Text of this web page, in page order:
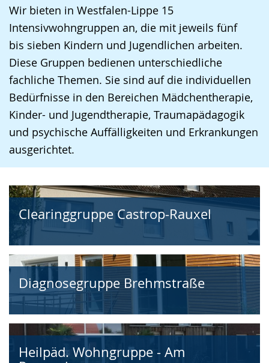
Wir bieten in Westfalen-Lippe 15
Intensivwohngruppen an, die mit jeweils fünf
bis sieben Kindern und Jugendlichen arbeiten.
Diese Gruppen bedienen unterschiedliche
fachliche Themen. Sie sind auf die individuellen
Bedürfnisse in den Bereichen Mädchentherapie,
Kinder- und Jugendtherapie, Traumapädagogik
und psychische Auffälligkeiten und Erkrankungen
ausgerichtet.
wechseln.
Deutscher
Gebärdensprache
wird
angezeigt.
Clearinggruppe Castrop-Rauxel
Diagnosegruppe Brehmstraße
Heilpäd. Wohngruppe - Am